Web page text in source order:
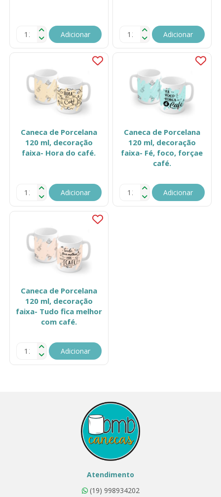
Adicionar Adicionar
Caneca de Porcelana
120 ml, decoração
faixa- Hora do café.
Adicionar
Caneca de Porcelana
120 ml, decoração
faixa- Fé, foco, forçae
café.
Adicionar
Caneca de Porcelana
120 ml, decoração
faixa- Tudo fica melhor
com café.
Adicionar
Atendimento
(19) 998934202